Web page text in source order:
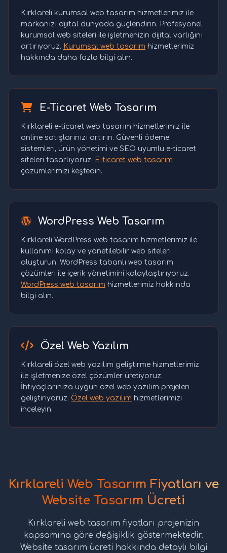
Kırklareli kurumsal web tasarım hizmetlerimiz ile
markanızı dijital dünyada güçlendirin. Profesyonel
kurumsal web siteleri ile işletmenizin dijital varlığını
artırıyoruz. Kurumsal web tasarım hizmetlerimiz
hakkında daha fazla bilgi alın.
E-Ticaret Web Tasarım
Kırklareli e-ticaret web tasarım hizmetlerimiz ile
online satışlarınızı artırın. Güvenli ödeme
sistemleri, ürün yönetimi ve SEO uyumlu e-ticaret
siteleri tasarlıyoruz. E-ticaret web tasarım
çözümlerimizi keşfedin.
WordPress Web Tasarım
Kırklareli WordPress web tasarım hizmetlerimiz ile
kullanımı kolay ve yönetilebilir web siteleri
oluşturun. WordPress tabanlı web tasarım
çözümleri ile içerik yönetimini kolaylaştırıyoruz.
WordPress web tasarım hizmetlerimiz hakkında
bilgi alın.
Özel Web Yazılım
Kırklareli özel web yazılım geliştirme hizmetlerimiz
ile işletmenize özel çözümler üretiyoruz.
İhtiyaçlarınıza uygun özel web yazılım projeleri
geliştiriyoruz. Özel web yazılım hizmetlerimizi
inceleyin.
Kırklareli Web Tasarım Fiyatları ve
Website Tasarım Ücreti
Kırklareli web tasarım fiyatları projenizin
kapsamına göre değişiklik göstermektedir.
Website tasarım ücreti hakkında detaylı bilgi